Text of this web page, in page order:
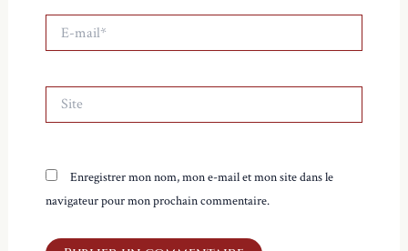
mail*
Enregistrer mon nom, mon e-mail et mon site dans le
navigateur pour mon prochain commentaire.